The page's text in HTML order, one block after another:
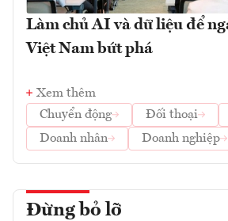
Làm chủ AI và dữ liệu để
Việt Nam bứt phá
Xem thêm
Chuyển động
Đối thoại
Doanh nhân
Doanh nghiệp
Đừng bỏ lỡ